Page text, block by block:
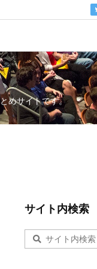
めサイトです。
サイト内検索